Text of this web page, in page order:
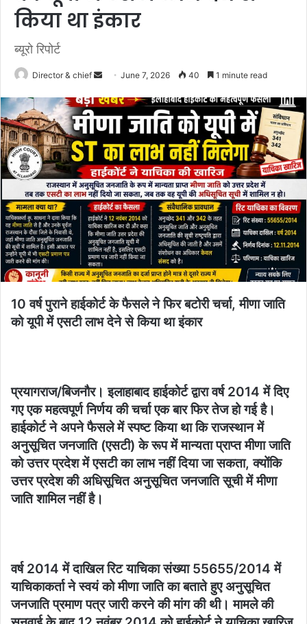
किया था इंकार
ब्यूरो रिपोर्ट
Director & chief
Send
email
June 7, 2026 40 1 minute read
10 वर्ष पुराने हाईकोर्ट के फैसले ने फिर बटोरी चर्चा, मीणा जाति
को यूपी में एसटी लाभ देने से किया था इंकार
प्रयागराज/बिजनौर। इलाहाबाद हाईकोर्ट द्वारा वर्ष 2014 में दिए
गए एक महत्वपूर्ण निर्णय की चर्चा एक बार फिर तेज हो गई है।
हाईकोर्ट ने अपने फैसले में स्पष्ट किया था कि राजस्थान में
अनुसूचित जनजाति (एसटी) के रूप में मान्यता प्राप्त मीणा जाति
को उत्तर प्रदेश में एसटी का लाभ नहीं दिया जा सकता, क्योंकि
उत्तर प्रदेश की अधिसूचित अनुसूचित जनजाति सूची में मीणा
जाति शामिल नहीं है।
वर्ष 2014 में दाखिल रिट याचिका संख्या 55655/2014 में
याचिकाकर्ता ने स्वयं को मीणा जाति का बताते हुए अनुसूचित
जनजाति प्रमाण पत्र जारी करने की मांग की थी। मामले की